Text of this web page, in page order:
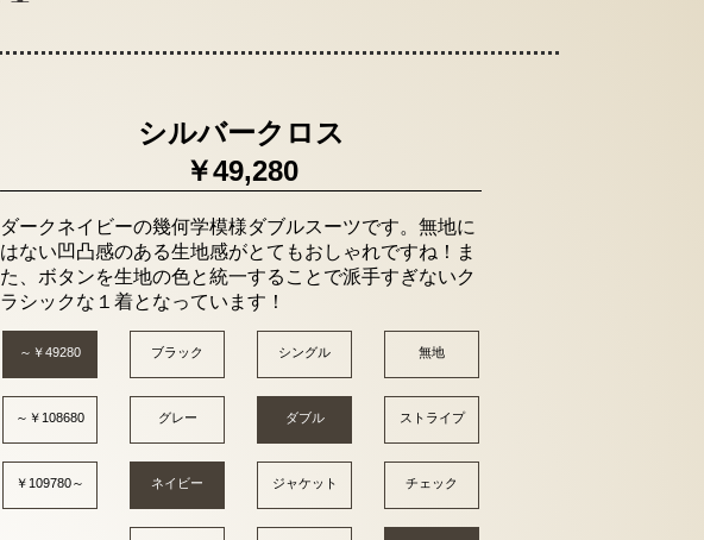
シルバークロス
￥49,280
ダークネイビーの幾何学模様ダブルスーツです。無地に
はない凹凸感のある生地感がとてもおしゃれですね！ま
た、ボタンを生地の色と統一することで派手すぎないク
ラシックな１着となっています！
～￥49280
～￥108680
￥109780～
ブラック
グレー
ネイビー
シングル
ダブル
ジャケット
無地
ストライプ
チェック